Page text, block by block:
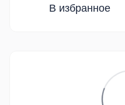
В избранное